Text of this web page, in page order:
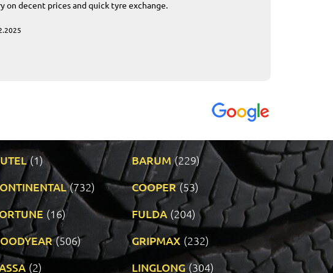
on decent prices and quick tyre exchange.
(1) BARUM (229)
(732) COOPER (53)
(16) FULDA (204)
(506) GRIPMAX (232)
(2) LINGLONG (304)